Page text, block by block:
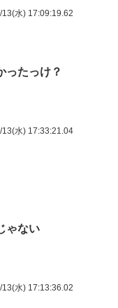
13(水) 17:09:19.62
ったっけ？
13(水) 17:33:21.04
ゃない
13(水) 17:13:36.02